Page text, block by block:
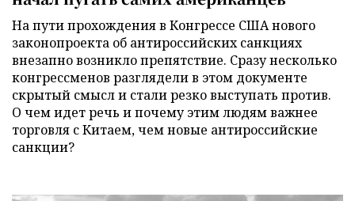
На пути прохождения в Конгрессе США нового
законопроекта об антироссийских санкциях
внезапно возникло препятствие. Сразу несколько
конгрессменов разглядели в этом документе
скрытый смысл и стали резко выступать против.
О чем идет речь и почему этим людям важнее
торговля с Китаем, чем новые антироссийские
санкции?